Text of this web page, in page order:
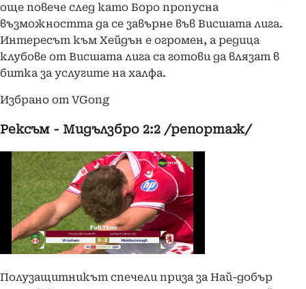
още повече след като Боро пропусна
възможността да се завърне във Висшата лига.
Интересът към Хейдън е огромен, а редица
клубове от Висшата лига са готови да влязат в
битка за услугите на халфа.
Избрано от VGong
Рексъм - Мидълзбро 2:2 /репортаж/
Полузащитникът спечели приза за Най-добър